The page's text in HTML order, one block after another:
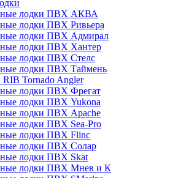
лодки ПВХ АКВА
лодки ПВХ Ривьера
лодки ПВХ Адмирал
лодки ПВХ Хантер
лодки ПВХ Стелс
лодки ПВХ Таймень
Tornado Angler
лодки ПВХ Фрегат
лодки ПВХ Yukona
лодки ПВХ Apache
лодки ПВХ Sea-Pro
лодки ПВХ Flinc
лодки ПВХ Солар
лодки ПВХ Skat
лодки ПВХ Мнев и К